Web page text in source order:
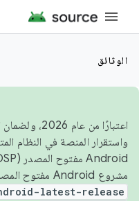
الوثائق
اعتبارًا من
واستقرار المنصة في النظام
مشروع Android مفتوح المصدر والمساهمة فيه، استخدِم
latest-release